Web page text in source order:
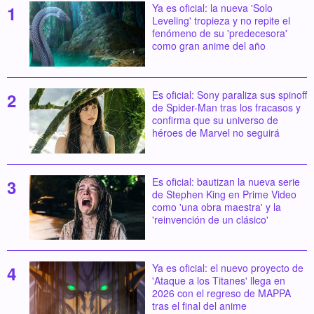
Ya es oficial: la nueva 'Solo
Leveling' tropieza y no repite el
fenómeno de su 'predecesora'
como gran anime del año
Es oficial: Sony paraliza sus spinoff
de Spider-Man tras los fracasos y
confirma que su universo de
héroes de Marvel no seguirá
Es oficial: bautizan la nueva serie
de Stephen King en Prime Video
como 'una obra maestra' y la
'reinvención de un clásico'
Ya es oficial: el nuevo proyecto de
'Ataque a los Titanes' llega en
2026 con el regreso de MAPPA
tras el final del anime